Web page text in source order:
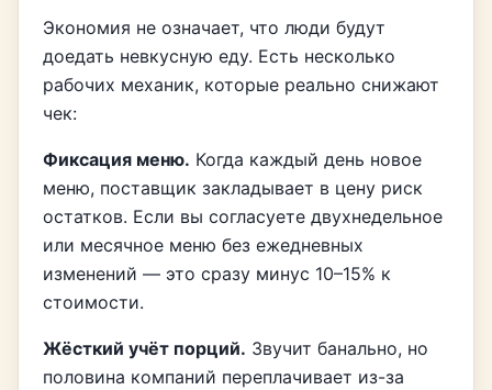
Экономия не означает, что люди будут
доедать невкусную еду. Есть несколько
рабочих механик, которые реально снижают
чек:
Фиксация меню. Когда каждый день новое
меню, поставщик закладывает в цену риск
остатков. Если вы согласуете двухнедельное
или месячное меню без ежедневных
изменений — это сразу минус 10–15% к
стоимости.
Жёсткий учёт порций. Звучит банально, но
половина компаний переплачивает из-за